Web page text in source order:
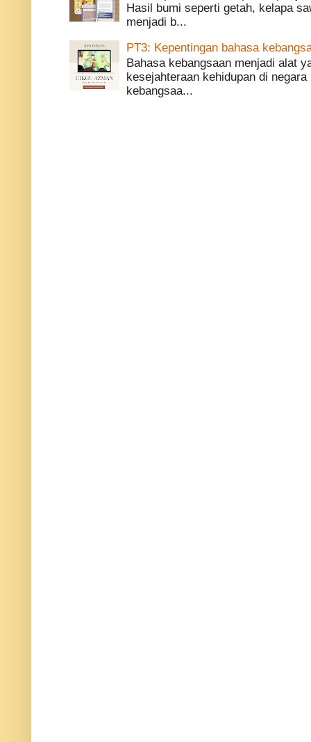
Hasil bumi seperti getah, kelapa
menjadi b...
PT3: Kepentingan bahasa
Bahasa kebangsaan menjadi alat
kesejahteraan kehidupan di
kebangsaa...